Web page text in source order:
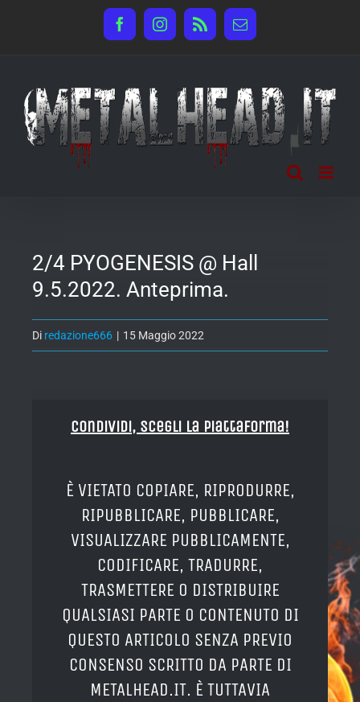
FacebookInstagram
Rss Email
2/4 PYOGENESIS @ Hall
9.5.2022. Anteprima.
Di redazione666 | 15 Maggio 2022
Condividi, Scegli la piattaforma!
È VIETATO COPIARE, RIPRODURRE,
RIPUBBLICARE, PUBBLICARE,
VISUALIZZARE PUBBLICAMENTE,
CODIFICARE, TRADURRE,
TRASMETTERE O DISTRIBUIRE
QUALSIASI PARTE O CONTENUTO DI
QUESTO ARTICOLO SENZA PREVIO
CONSENSO SCRITTO DA PARTE DI
METALHEAD.IT. È TUTTAVIA